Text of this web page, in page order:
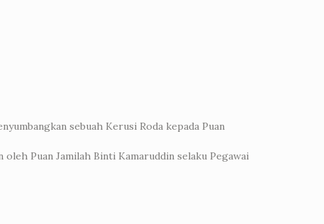
sebuah Kerusi Roda kepada Puan
Puan Jamilah Binti Kamaruddin selaku Pegawai